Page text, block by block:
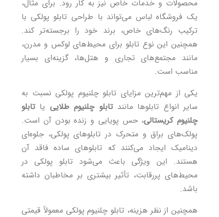
محصولات و خدمات خاص نیز به کار رود. برای مثال،
یک فروشگاه لباس می‌تواند با طراحی تابلو پولکی با
ترکیب رنگ‌های خاص، برند خود را برجسته‌تر کند.
همچنین این نوع تابلو برای محیط‌های لوکس و مدرن،
مانند مجتمع‌های تجاری و هتل‌ها، گزینه‌ای بسیار
مناسب است.
یکی از مهم‌ترین مزایای تابلو چلنیوم پولکی نسبت به
سایر انواع تابلوها مانندتابلو چلنیوم طلایی یا تابلو
چلنیوم کریستالی، حس پویایی و زنده بودن آن است.
پولک‌های براق و متحرک در تابلوهای پولکی، جلوه‌ای
دینامیک ایجاد می‌کنند که تابلوهای ساده فاقد آن
هستند. این ویژگی باعث می‌شود تابلو پولکی در
محیط‌های پررقابت، تأثیر بیشتری بر مخاطبان داشته
باشد.
همچنین از نظر هزینه، تابلو چلنیوم پولکی معمولاً قیمتی